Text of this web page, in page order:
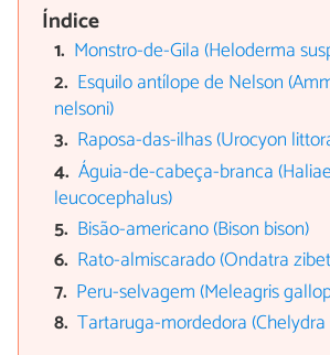
Índice
Monstro-de-Gila (Heloderma
Esquilo antílope de Nelson
nelsoni)
Raposa-das-ilhas (Urocyon
Águia-de-cabeça-branca
leucocephalus)
Bisão-americano (Bison bison)
Rato-almiscarado (Ondatra
Peru-selvagem (Meleagris
Tartaruga-mordedora